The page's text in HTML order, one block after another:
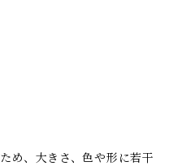
め、大きさ、色や形に若干